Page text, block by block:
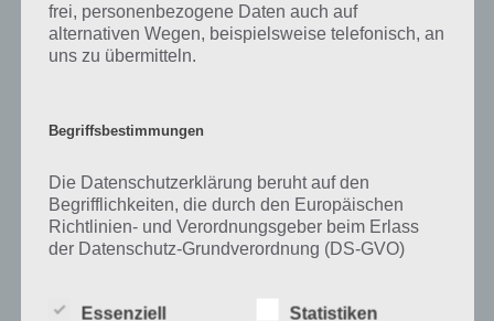
Brücke sein, aber auch ein Einkaufsgeschäft oder eine andere
Einrichtung wie Kindergarten oder Schule. Man kann aber auch von
dicht machen sprechen, wenn eine Grenze zwischen zwei Ländern
Vielleicht sagt dir aber auch der Begriff Dichte etwas, zumindest aus
aus der Masse und seinem Volumen. Die Einheit ist in der Regel
Gramm pro Kubikzentimeter oder Kilogramm pro Kubikmeter. Umso
höher die Temperatur, desto geringer die Dichte. Einige Stoffe wie
Wasser besitzen eine Dichteanomalie wie beispielsweise Wasser, wo
frei, personenbezogene Daten auch auf
alternativen Wegen, beispielsweise telefonisch, an
uns zu übermitteln.
Begriffsbestimmungen
Die Datenschutzerklärung beruht auf den
Begrifflichkeiten, die durch den Europäischen
Richtlinien- und Verordnungsgeber beim Erlass
der Datenschutz-Grundverordnung (DS-GVO)
unsere Kunden und Geschäftspartner einfach
Essenziell Statistiken